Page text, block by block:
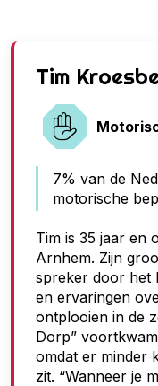
G
e
o
e
g
a
n
g
Tim
7% van de
motorische
Tim is 35 jaar en
Arnhem. Zijn
spreker door het
en ervaringen
ontplooien in de
Dorp”
omdat er minder
zit. “Wanneer je